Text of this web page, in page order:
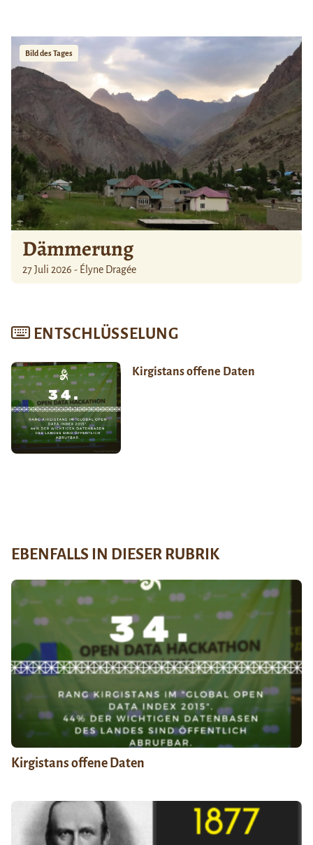
Bild des Tages
Dämmerung
27 Juli 2026 - Élyne Dragée
ENTSCHLÜSSELUNG
Kirgistans offene Daten
EBENFALLS IN DIESER RUBRIK
Kirgistans offene Daten